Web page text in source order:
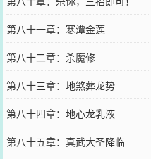
第八十一章：寒潭金莲
第八十二章：杀魔修
第八十三章：地煞葬龙势
第八十四章：地心龙乳液
第八十五章：真武大圣降临